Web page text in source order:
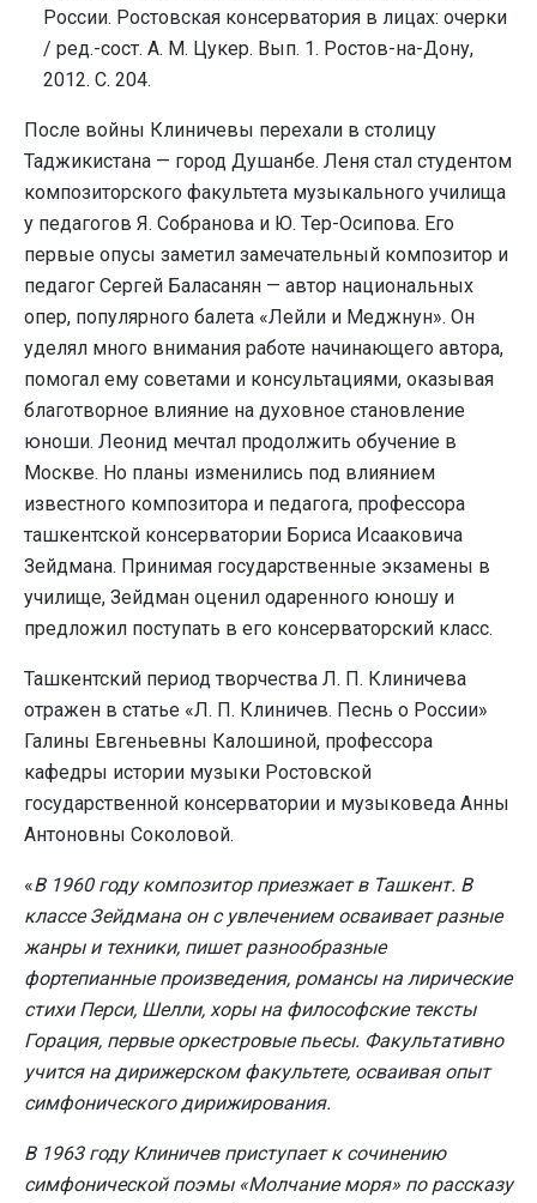
России. Ростовская консерватория в лицах: очерки
/ ред.-сост. А. М. Цукер. Вып. 1. Ростов-на-Дону,
2012. С. 204.
После войны Клиничевы перехали в столицу
Таджикистана — город Душанбе. Леня стал студентом
композиторского факультета музыкального училища
у педагогов Я. Собранова и Ю. Тер-Осипова. Его
первые опусы заметил замечательный композитор и
педагог Сергей Баласанян — автор национальных
опер, популярного балета «Лейли и Меджнун». Он
уделял много внимания работе начинающего автора,
помогал ему советами и консультациями, оказывая
благотворное влияние на духовное становление
юноши. Леонид мечтал продолжить обучение в
Москве. Но планы изменились под влиянием
известного композитора и педагога, профессора
ташкентской консерватории Бориса Исааковича
Зейдмана. Принимая государственные экзамены в
училище, Зейдман оценил одаренного юношу и
предложил поступать в его консерваторский класс.
Ташкентский период творчества Л. П. Клиничева
отражен в статье «Л. П. Клиничев. Песнь о России»
Галины Евгеньевны Калошиной, профессора
кафедры истории музыки Ростовской
государственной консерватории и музыковеда Анны
Антоновны Соколовой.
«В 1960 году композитор приезжает в Ташкент. В
классе Зейдмана он с увлечением осваивает разные
жанры и техники, пишет разнообразные
фортепианные произведения, романсы на лирические
стихи Перси, Шелли, хоры на философские тексты
Горация, первые оркестровые пьесы. Факультативно
учится на дирижерском факультете, осваивая опыт
симфонического дирижирования.
В 1963 году Клиничев приступает к сочинению
симфонической поэмы «Молчание моря» по рассказу